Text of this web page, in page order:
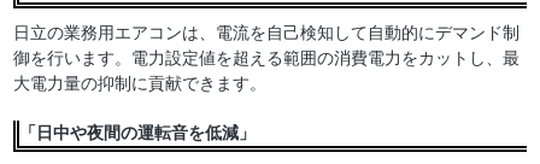
日立の業務用エアコンは、電流を自己検知して自動的にデマンド制
御を行います。電力設定値を超える範囲の消費電力をカットし、最
大電力量の抑制に貢献できます。
「日中や夜間の運転音を低減」